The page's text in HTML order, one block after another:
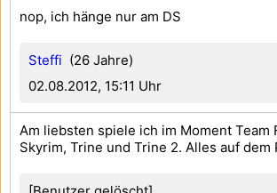
Steffi (26 Jahre)
02.08.2012, 15:11 Uhr
nop, ich hänge nur am DS
Am liebsten spiele ich im Moment Team
Skyrim, Trine und Trine 2. Alles auf dem